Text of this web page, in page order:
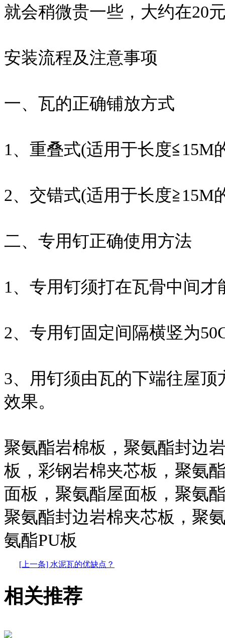
就会稍微贵一些，大约在20
安装流程及注意事项
一、瓦的正确铺放方式
1、重叠式(适用于长度≦15M
2、交错式(适用于长度≧15M
二、专用钉正确使用方法
1、专用钉须打在瓦骨中间才
2、专用钉固定间隔横竖为
3、用钉须由瓦的下端往屋
效果。
聚氨酯岩棉板，聚氨酯封边
板，彩钢岩棉夹芯板，聚氨
面板，聚氨酯屋面板，聚氨
聚氨酯封边岩棉夹芯板，聚
氨酯PU板
[上一条] 水泥瓦的优缺点？
相关推荐